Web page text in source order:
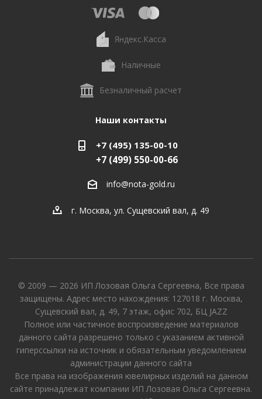
Яндекс.Касса
Наличные
Безналичный расчет
Наши контакты
+7 (495) 135-00-10
+7 (499) 550-00-66
info@nota-gold.ru
г. Москва, ул. Сущевский вал, д. 49
© 2009 — 2026 ИП Лозовая Ольга Сергеевна, Все права
защищены. Адрес место нахождения: 127018 г. Москва,
Сущевский вал, д. 49, 7 этаж, офис 702, БЦ JAZZ
Полное или частичное воспроизведение материалов
данного сайта разрешено только с указанием активной
гиперссылки на источник и обязательным уведомлением
администрации данного сайта
Все права на изображения ювелирных изделий на данном
сайте принадлежат компании ИП Лозовая Ольга Сергеевна.